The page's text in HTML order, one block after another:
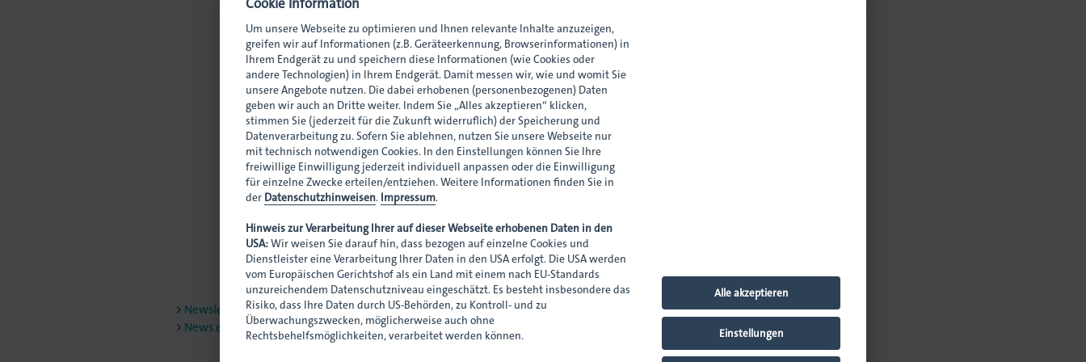
Ansprechpartnerin
Svenja Schomerus
Rechtsanwältin (Syndikusrechtsanwältin)
0711 45044-26
0151 10351915
Newsletter abonnieren
News empfehlen
Um unsere Webseite zu optimieren und Ihnen relevante Inhalte anzuzeigen,
greifen wir auf Informationen (z.B. Geräteerkennung, Browserinformationen) in
Ihrem Endgerät zu und speichern diese Informationen (wie Cookies oder
andere Technologien) in Ihrem Endgerät. Damit messen wir, wie und womit Sie
unsere Angebote nutzen. Die dabei erhobenen (personenbezogenen) Daten
geben wir auch an Dritte weiter. Indem Sie „Alles akzeptieren“ klicken,
stimmen Sie (jederzeit für die Zukunft widerruflich) der Speicherung und
Datenverarbeitung zu. Sofern Sie ablehnen, nutzen Sie unsere Webseite nur
mit technisch notwendigen Cookies. In den Einstellungen können Sie Ihre
freiwillige Einwilligung jederzeit individuell anpassen oder die Einwilligung
für einzelne Zwecke erteilen/entziehen. Weitere Informationen finden Sie in
der Datenschutzhinweisen. Impressum.
Hinweis zur Verarbeitung Ihrer auf dieser Webseite erhobenen Daten in den
USA:Wir weisen Sie darauf hin, dass bezogen auf einzelne Cookies und
Dienstleister eine Verarbeitung Ihrer Daten in den USA erfolgt. Die USA werden
vom Europäischen Gerichtshof als ein Land mit einem nach EU-Standards
unzureichendem Datenschutzniveau eingeschätzt. Es besteht insbesondere das
Risiko, dass Ihre Daten durch US-Behörden, zu Kontroll- und zu
Überwachungszwecken, möglicherweise auch ohne
Rechtsbehelfsmöglichkeiten, verarbeitet werden können.
Alle akzeptieren
Einstellungen